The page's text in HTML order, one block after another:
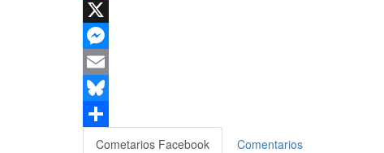
WhatsApp
X
Messenger
Email
Bluesky
Compartir
Cometarios Facebook Comentarios